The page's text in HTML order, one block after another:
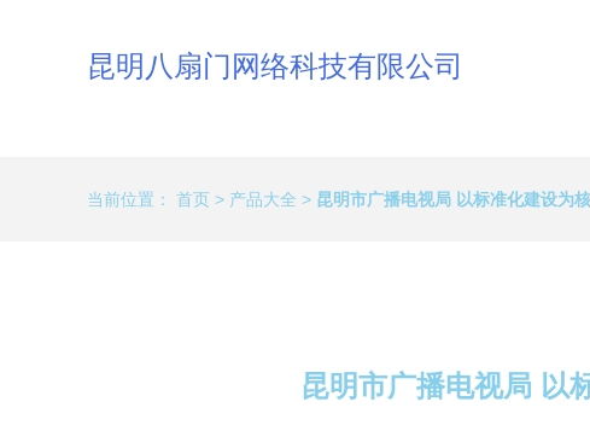
昆明八扇门网络科技有限公司
当前位置： 首页 > 产品大全 > 昆明市广播电视局 以标准化建设为
昆明市广播电视局 以